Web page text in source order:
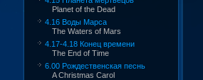
Planet of the Dead
4.16 Воды Марса
The Waters of Mars
4.17-4.18 Конец времени
The End of Time
6.00 Рождественская песнь
A Christmas Carol